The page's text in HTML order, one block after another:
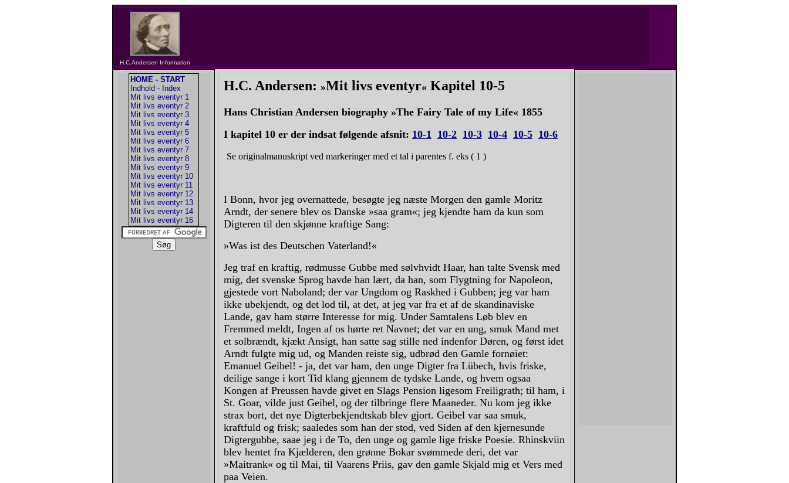
H.C.Andersen Information
HOME - START
Indhold - Index
Mit livs eventyr 1
Mit livs eventyr 2
Mit livs eventyr 3
Mit livs eventyr 4
Mit livs eventyr 5
Mit livs eventyr 6
Mit livs eventyr 7
Mit livs eventyr 8
Mit livs eventyr 9
Mit livs eventyr 10
Mit livs eventyr 11
Mit livs eventyr 12
Mit livs eventyr 13
Mit livs eventyr 14
Mit livs eventyr 16
H.C. Andersen: »Mit livs eventyr« Kapitel 10-5
Hans Christian Andersen biography »The Fairy Tale of my Life« 1855
I kapitel 10 er der indsat følgende afsnit: 10-1 10-2 10-3 10-4 10-5 10-6
Se originalmanuskript ved markeringer med et tal i parentes f. eks ( 1 )
I Bonn, hvor jeg overnattede, besøgte jeg næste Morgen den gamle Moritz
Arndt, der senere blev os Danske »saa gram«; jeg kjendte ham da kun som
Digteren til den skjønne kraftige Sang:
»Was ist des Deutschen Vaterland!«
Jeg traf en kraftig, rødmusse Gubbe med sølvhvidt Haar, han talte Svensk med
mig, det svenske Sprog havde han lært, da han, som Flygtning for Napoleon,
gjestede vort Naboland; der var Ungdom og Raskhed i Gubben; jeg var ham
ikke ubekjendt, og det lod til, at det, at jeg var fra et af de skandinaviske
Lande, gav ham større Interesse for mig. Under Samtalens Løb blev en
Fremmed meldt, Ingen af os hørte ret Navnet; det var en ung, smuk Mand met
et solbrændt, kjækt Ansigt, han satte sag stille ned indenfor Døren, og først idet
Arndt fulgte mig ud, og Manden reiste sig, udbrød den Gamle fornøiet:
Emanuel Geibel! - ja, det var ham, den unge Digter fra Lübech, hvis friske,
deilige sange i kort Tid klang gjennem de tydske Lande, og hvem ogsaa
Kongen af Preussen havde givet en Slags Pension ligesom Freiligrath; til ham, i
St. Goar, vilde just Geibel, og der tilbringe flere Maaneder. Nu kom jeg ikke
strax bort, det nye Digterbekjendtskab blev gjort. Geibel var saa smuk,
kraftfuld og frisk; saaledes som han der stod, ved Siden af den kjernesunde
Digtergubbe, saae jeg i de To, den unge og gamle lige friske Poesie. Rhinskviin
blev hentet fra Kjælderen, den grønne Bokar svømmede deri, det var
»Maitrank« og til Mai, til Vaarens Priis, gav den gamle Skjald mig et Vers med
paa Veien.